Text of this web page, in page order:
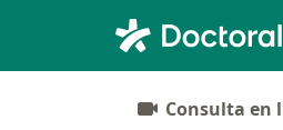
Consulta en